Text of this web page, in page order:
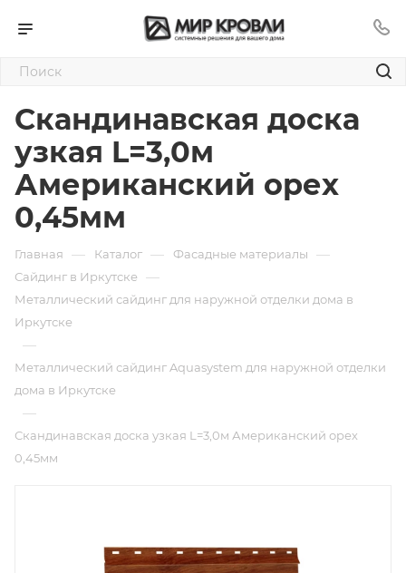
Скандинавская доска
узкая L=3,0м
Американский орех
0,45мм
Главная — Каталог — Фасадные материалы —
Сайдинг в Иркутске —
Металлический сайдинг для наружной отделки дома в
Иркутске
—
Металлический сайдинг Aquasystem для наружной отделки
дома в Иркутске
—
Скандинавская доска узкая L=3,0м Американский орех
0,45мм